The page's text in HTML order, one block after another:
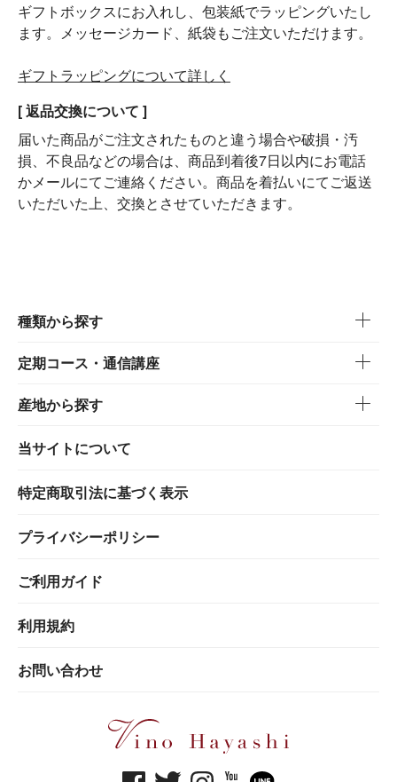
ギフトボックスにお入れし、包装紙でラッピングいたし
ます。メッセージカード、紙袋もご注文いただけます。
ギフトラッピングについて詳しく
[ 返品交換について ]
届いた商品がご注文されたものと違う場合や破損・汚
損、不良品などの場合は、商品到着後7日以内にお電話
かメールにてご連絡ください。商品を着払いにてご返送
いただいた上、交換とさせていただきます。
種類から探す
定期コース・通信講座
産地から探す
当サイトについて
特定商取引法に基づく表示
プライバシーポリシー
ご利用ガイド
利用規約
お問い合わせ